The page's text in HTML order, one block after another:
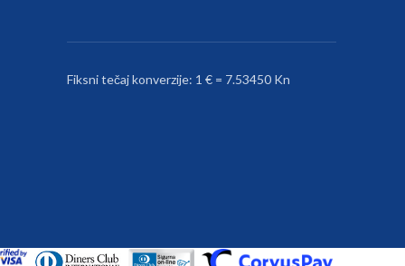
Fiksni tečaj konverzije: 1 € = 7.53450 Kn